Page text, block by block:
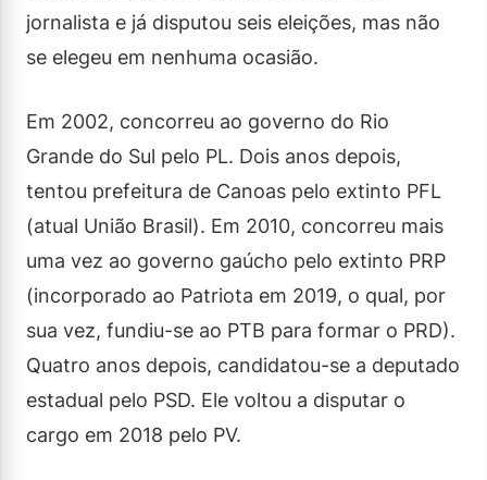
jornalista e já disputou seis eleições, mas não
se elegeu em nenhuma ocasião.
Em 2002, concorreu ao governo do Rio
Grande do Sul pelo PL. Dois anos depois,
tentou prefeitura de Canoas pelo extinto PFL
(atual União Brasil). Em 2010, concorreu mais
uma vez ao governo gaúcho pelo extinto PRP
(incorporado ao Patriota em 2019, o qual, por
sua vez, fundiu-se ao PTB para formar o PRD).
Quatro anos depois, candidatou-se a deputado
estadual pelo PSD. Ele voltou a disputar o
cargo em 2018 pelo PV.